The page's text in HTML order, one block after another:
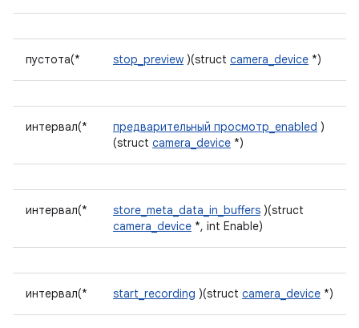
пустота(* stop_preview )(struct camera_device *)
интервал(* предварительный просмотр_enabled )
(struct camera_device *)
интервал(* store_meta_data_in_buffers )(struct
camera_device *, int Enable)
интервал(* start_recording )(struct camera_device *)